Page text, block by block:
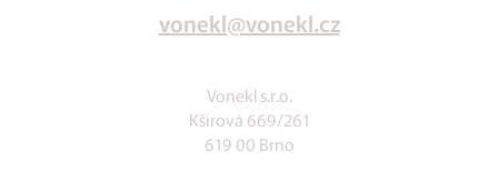
vonekl@vonekl.cz
Vonekl s.r.o.
Kšírová 669/261
619 00 Brno